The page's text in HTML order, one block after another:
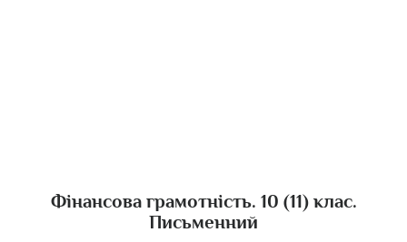
Фінансова грамотність. 10 (11) клас.
Письменний